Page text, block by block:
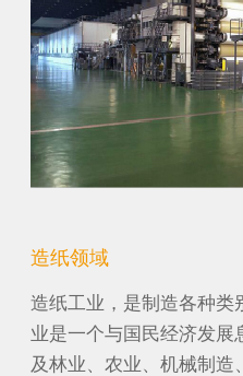
船舶领域
船舶工程技术，本专业培
实的基础理论知识和专门
训练，具备现代造船模式